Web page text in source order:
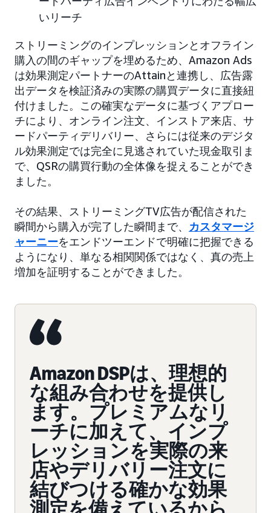
いリーチ
ストリーミングのインプレッションとオフライン
購入の間のギャップを埋めるため、Amazon Ads
は効果測定パートナーのAttainと連携し、広告露
出データを検証済みの実際の購買データに直接紐
付けました。この確実なデータに基づくアプロー
チにより、オンライン注文、インストア来店、サ
ードパーティデリバリー、さらには従来のデジタ
ル効果測定では完全に見逃されていた現金取引ま
で、QSRの購買行動の全体像を捉えることができ
ました。
その結果、ストリーミングTV広告が配信された
瞬間から購入が完了した瞬間まで、 カスタマージ
ャーニーをエンドツーエンドで明確に把握できる
ようになり、単なる相関関係ではなく、真の売上
増加を証明することができました。
Amazon DSPは、理想的
な組み合わせを提供し
ます。プレミアムなリ
ーチに加えて、インプ
レッションを実際の来
店やデリバリー注文に
結びつける確かな効果